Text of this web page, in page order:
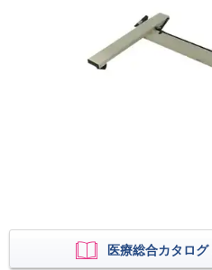
医療総合カタロ